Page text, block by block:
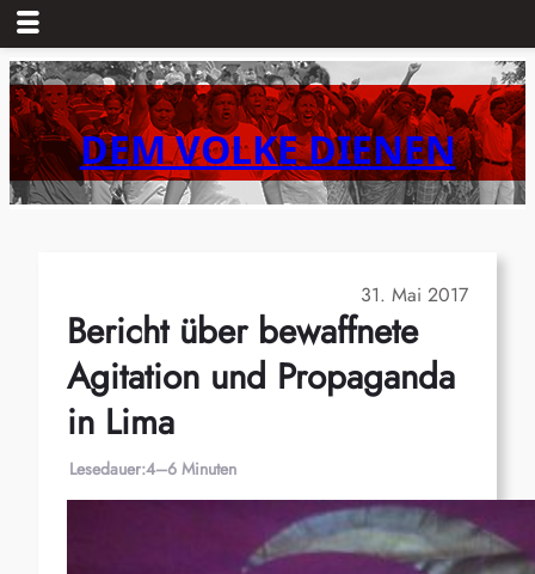
Zum
Inhalt
springenDEM VOLKE DIENEN
31. Mai 2017
Bericht über bewaffnete
Agitation und Propaganda
in Lima
Lesedauer:4–6 Minuten